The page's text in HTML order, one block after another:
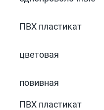
ПВХ пластикат
цветовая
повивная
ПВХ пластикат